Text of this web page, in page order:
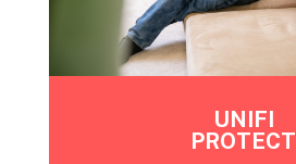
UNIFI
PROTECT